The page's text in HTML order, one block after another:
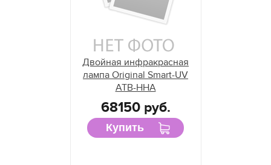
Двойная инфракрасная
лампа Original Smart-UV
ATB-HHA
68150 руб.
Купить